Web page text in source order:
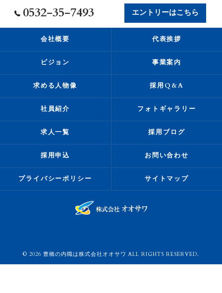
0532-35-7493 エントリーはこちら
会社概要 代表挨拶
ビジョン 事業案内
求める人物像 採用Q&A
社員紹介 フォトギャラリー
求人一覧 採用ブログ
採用申込 お問い合わせ
プライバシーポリシー サイトマップ
© 2026 豊橋の内職は株式会社オオサワ ALL RIGHTS RESERVED.